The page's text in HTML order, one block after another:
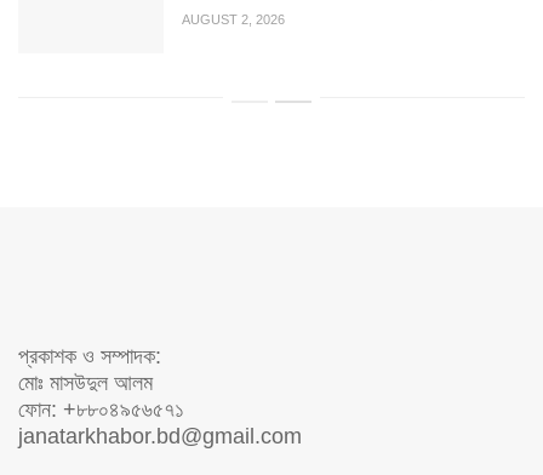
AUGUST 2, 2026
প্রকাশক ও সম্পাদক:
মোঃ মাসউদুল আলম
ফোন: +৮৮০৪৯৫৬৫৭১
janatarkhabor.bd@gmail.com